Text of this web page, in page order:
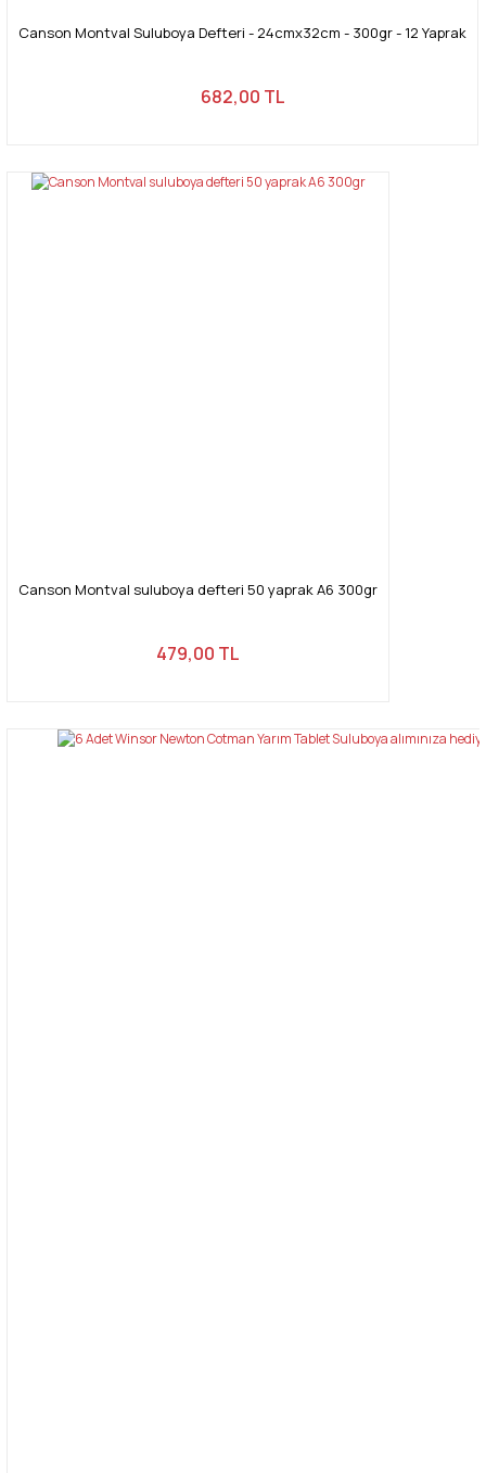
Canson Montval Suluboya Defteri - 24cmx32cm - 300gr - 12 Yaprak
682,00 TL
Canson Montval suluboya defteri 50 yaprak A6 300gr
479,00 TL